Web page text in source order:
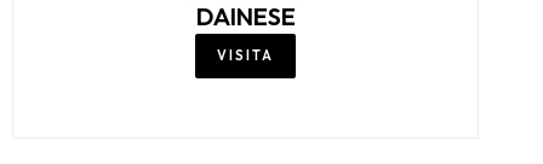
DAINESE
VISITA